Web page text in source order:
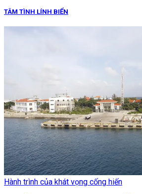
TÂM TÌNH LÍNH BIỂN
Hành trình của khát vọng cống hiến